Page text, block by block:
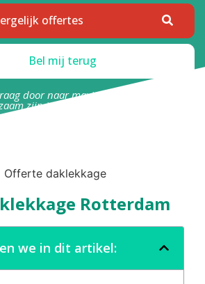
offertes
Bel mij terug
door naar maximaal 4 bedrijven die
zijn in uw omgeving.
Rotterdam
we in dit artikel: